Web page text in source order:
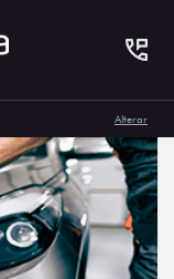
Alterar